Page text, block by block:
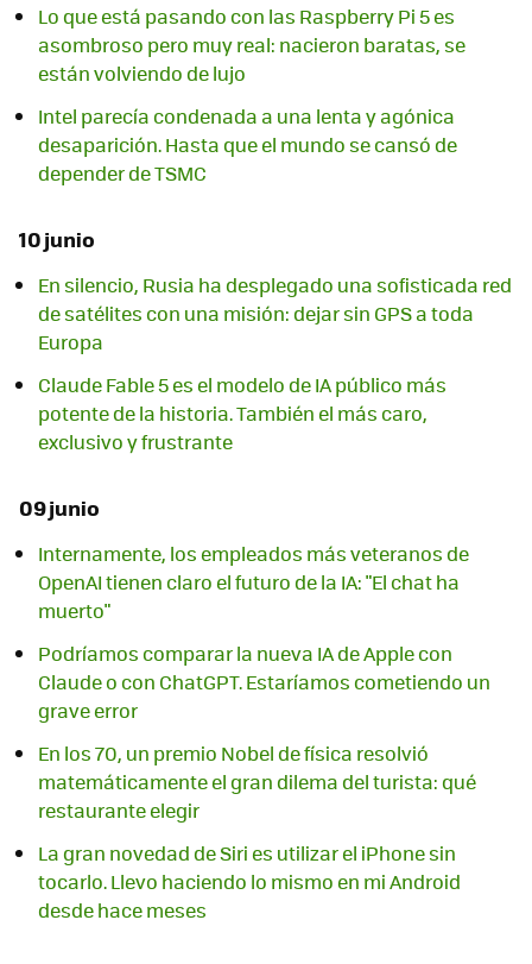
Lo que está pasando con las Raspberry Pi 5 es
asombroso pero muy real: nacieron baratas, se
están volviendo de lujo
Intel parecía condenada a una lenta y agónica
desaparición. Hasta que el mundo se cansó de
depender de TSMC
10 junio
En silencio, Rusia ha desplegado una sofisticada red
de satélites con una misión: dejar sin GPS a toda
Europa
Claude Fable 5 es el modelo de IA público más
potente de la historia. También el más caro,
exclusivo y frustrante
09 junio
Internamente, los empleados más veteranos de
OpenAI tienen claro el futuro de la IA: "El chat ha
muerto"
Podríamos comparar la nueva IA de Apple con
Claude o con ChatGPT. Estaríamos cometiendo un
grave error
En los 70, un premio Nobel de física resolvió
matemáticamente el gran dilema del turista: qué
restaurante elegir
La gran novedad de Siri es utilizar el iPhone sin
tocarlo. Llevo haciendo lo mismo en mi Android
desde hace meses